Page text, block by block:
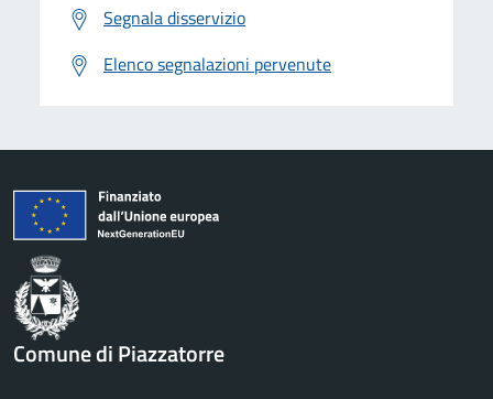
Segnala disservizio
Elenco segnalazioni pervenute
Comune di Piazzatorre